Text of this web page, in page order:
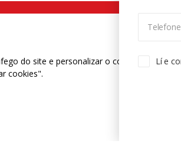
Lí e
2108 9310
na Base
do site e personalizar o conteúdo. Para
cookies".